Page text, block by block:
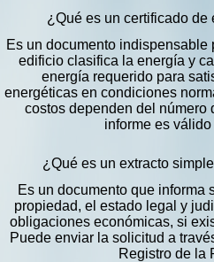
¿Qué es un certificado
Es un documento indispensable
edificio clasifica la energía y
energía requerido para
energéticas en condiciones
costos dependen del número
informe es
¿Qué es un extracto
Es un documento que informa
propiedad, el estado legal y
obligaciones económicas, si
Puede enviar la solicitud a
Registro de la